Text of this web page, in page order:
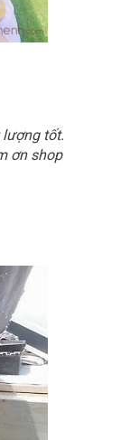
lượng tốt.
ơn shop